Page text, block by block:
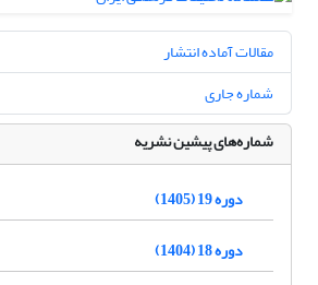
مقالات آماده انتشار
شماره جاری
شماره‌های پیشین نشریه
دوره 19 (1405)
دوره 18 (1404)